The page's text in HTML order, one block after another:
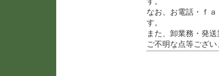
なお、お電話・ｆ
す。
また、卸業務・発
ご不明な点等ござ